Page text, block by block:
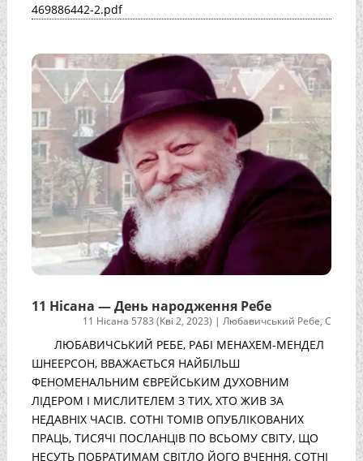
469886442-2.pdf
11 Нісана — День народження Ребе
11 Нісана 5783 (Кві 2, 2023) |Любавичський Ребе,С
ЛЮБАВИЧСЬКИЙ РЕБЕ, РАБІ МЕНАХЕМ-МЕНДЕЛ
ШНЕЕРСОН, ВВАЖАЄТЬСЯ НАЙБІЛЬШ
ФЕНОМЕНАЛЬНИМ ЄВРЕЙСЬКИМ ДУХОВНИМ
ЛІДЕРОМ І МИСЛИТЕЛЕМ З ТИХ, ХТО ЖИВ ЗА
НЕДАВНІХ ЧАСІВ. СОТНІ ТОМІВ ОПУБЛІКОВАНИХ
ПРАЦЬ, ТИСЯЧІ ПОСЛАНЦІВ ПО ВСЬОМУ СВІТУ, ЩО
НЕСУТЬ ПОБРАТИМАМ СВІТЛО ЙОГО ВЧЕННЯ, СОТНІ